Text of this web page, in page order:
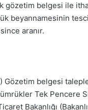
gözetim belgesi ile
beyannamesinin
aranır.
Gözetim belgesi
Tek Pencere
Bakanlığı